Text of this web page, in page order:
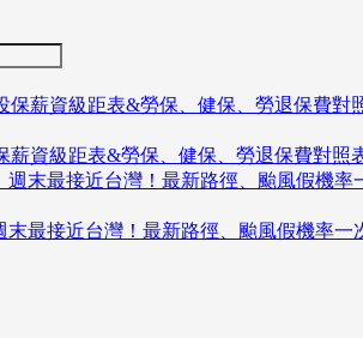
薪資級距表&勞保、健保、勞退保費對照
末最接近台灣！最新路徑、颱風假機率一